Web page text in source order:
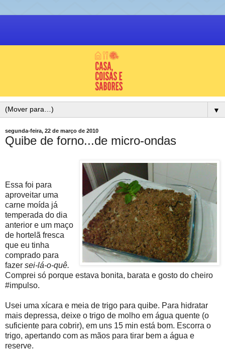
▼
segunda-feira, 22 de março de 2010
Quibe de forno...de micro-ondas
Essa foi para
aproveitar uma
carne moída já
temperada do dia
anterior e um maço
de hortelã fresca
que eu tinha
comprado para
fazer sei-lá-o-quê.
Comprei só porque estava bonita, barata e gosto do cheiro
#impulso.
Usei uma xícara e meia de trigo para quibe. Para hidratar
mais depressa, deixe o trigo de molho em água quente (o
suficiente para cobrir), em uns 15 min está bom. Escorra o
trigo, apertando com as mãos para tirar bem a água e
reserve.